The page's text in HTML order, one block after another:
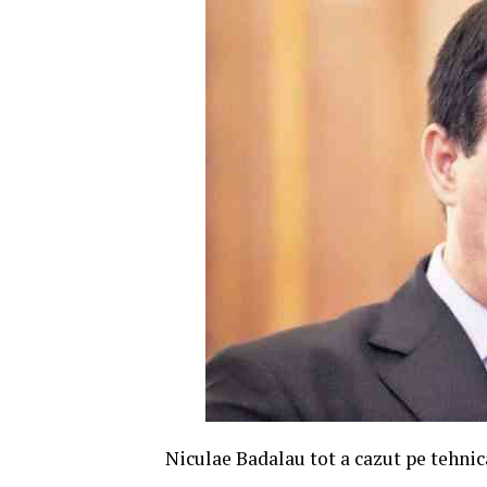
Niculae Badalau tot a cazut pe